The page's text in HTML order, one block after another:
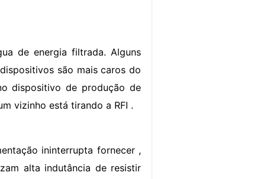
de energia filtrada. Alguns
são mais caros do
dispositivo de produção de
vizinho está tirando a RFI .
ininterrupta fornecer ,
alta indutância de resistir